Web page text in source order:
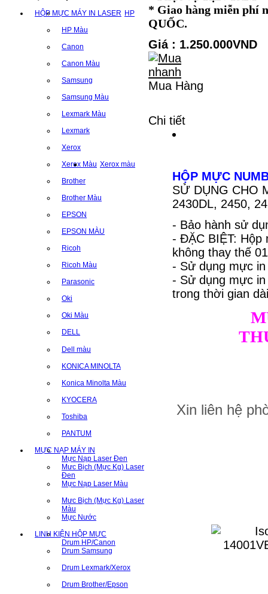
HỘP MỰC MÁY IN LASER HP
HP Màu
Canon
Canon Màu
Samsung
Samsung Màu
Lexmark Màu
Lexmark
Xerox
Xerox Màu Xerox màu
Brother
Brother Màu
EPSON
EPSON MÀU
Ricoh
Ricoh Màu
Parasonic
Oki
Oki Màu
DELL
Dell màu
KONICA MINOLTA
Konica Minolta Màu
KYOCERA
Toshiba
PANTUM
MỰC NẠP MÁY IN
Mực Nạp Laser Đen
Mưc Bịch (Mực Kg) Laser
Đen
Mực Nạp Laser Màu
Mưc Bịch (Mực Kg) Laser
Màu
Mực Nước
LINH KIỆN HỘP MỰC
Drum HP/Canon
Drum Samsung
Drum Lexmark/Xerox
Drum Brother/Epson
* Giao hàng miễn phí
QUỐC.
Giá : 1.250.000VND
Mua Hàng
Chi tiết
HỘP MỰC
SỬ DỤNG CHO
2430DL, 2450,
- Bảo hành sử
- ĐẶC BIỆT: Hộp
không thay thế
- Sử dụng mực
- Sử dụng mực
trong thời gian
Xin liên hệ